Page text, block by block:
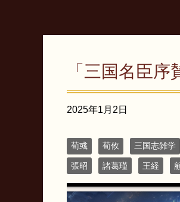
「三国名臣
2025年1月2日
荀彧 荀攸 三国志雑学
張昭 諸葛瑾 王経